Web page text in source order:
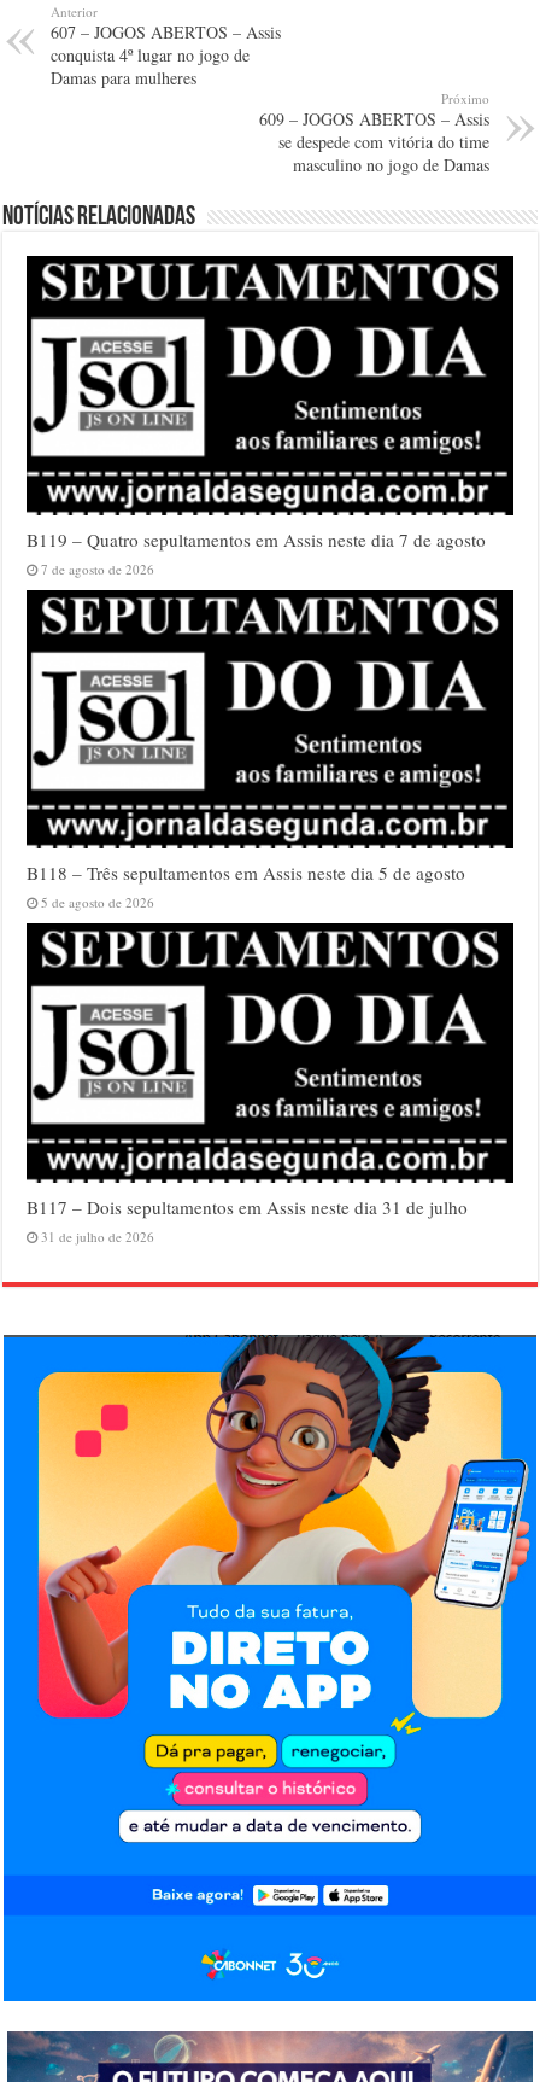
Anterior
607 – JOGOS ABERTOS – Assis
conquista 4º lugar no jogo de
Damas para mulheres
Próximo
609 – JOGOS ABERTOS – Assis
se despede com vitória do time
masculino no jogo de Damas
Notícias relacionadas
B119 – Quatro sepultamentos em Assis neste dia 7 de agosto
7 de agosto de 2026
B118 – Três sepultamentos em Assis neste dia 5 de agosto
5 de agosto de 2026
B117 – Dois sepultamentos em Assis neste dia 31 de julho
31 de julho de 2026